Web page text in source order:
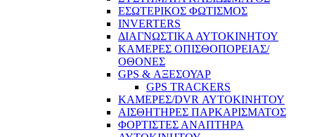
ΕΣΩΤΕΡΙΚΟΣ ΦΩΤΙΣΜΟΣ
INVERTERS
ΔΙΑΓΝΩΣΤΙΚΑ ΑΥΤΟΚΙΝΗΤΟΥ
ΚΑΜΕΡΕΣ ΟΠΙΣΘΟΠΟΡΕΙΑΣ/
ΟΘΟΝΕΣ
GPS & ΑΞΕΣΟΥΑΡ
GPS TRACKERS
ΚΑΜΕΡΕΣ/DVR ΑΥΤΟΚΙΝΗΤΟΥ
ΑΙΣΘΗΤΗΡΕΣ ΠΑΡΚΑΡΙΣΜΑΤΟΣ
ΦΟΡΤΙΣΤΕΣ ΑΝΑΠΤΗΡΑ